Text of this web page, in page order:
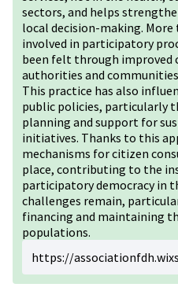
sectors, and helps
local decision-making. More
involved in participatory
been felt through
authorities and
This practice has also
public policies, particularly
planning and support for
initiatives. Thanks to this
mechanisms for citizen
place, contributing to the
participatory democracy in
challenges remain,
financing and maintaining
populations.
https://